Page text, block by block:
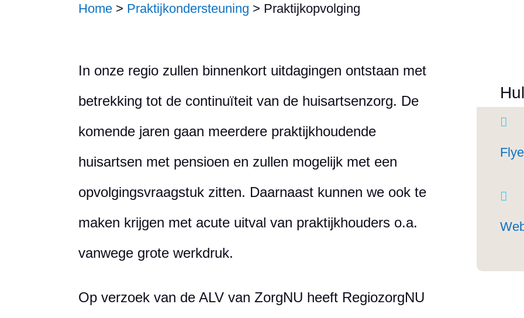
Home > Praktijkondersteuning > Praktijkopvolging
In onze regio zullen binnenkort uitdagingen ontstaan met
betrekking tot de continuïteit van de huisartsenzorg. De
komende jaren gaan meerdere praktijkhoudende
huisartsen met pensioen en zullen mogelijk met een
opvolgingsvraagstuk zitten. Daarnaast kunnen we ook te
maken krijgen met acute uitval van praktijkhouders o.a.
vanwege grote werkdruk.
Op verzoek van de ALV van ZorgNU heeft RegiozorgNU

